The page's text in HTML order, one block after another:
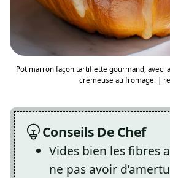
Potimarron façon tartiflette gourmand, avec
crémeuse au fromage. |
Conseils De Chef
Vides bien les fibres
ne pas avoir